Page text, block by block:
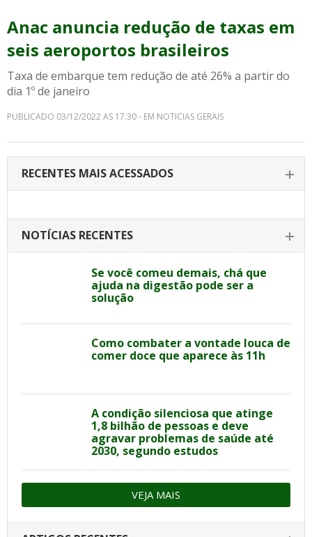
Anac anuncia redução de taxas em
seis aeroportos brasileiros
Taxa de embarque tem redução de até 26% a partir do
dia 1º de janeiro
PUBLICADO 03/12/2022 AS 17:30 - EM NOTICIAS GERAIS
RECENTES MAIS ACESSADOS
NOTÍCIAS RECENTES
Se você comeu demais, chá que
ajuda na digestão pode ser a
solução
Como combater a vontade louca de
comer doce que aparece às 11h
A condição silenciosa que atinge
1,8 bilhão de pessoas e deve
agravar problemas de saúde até
2030, segundo estudos
VEJA MAIS